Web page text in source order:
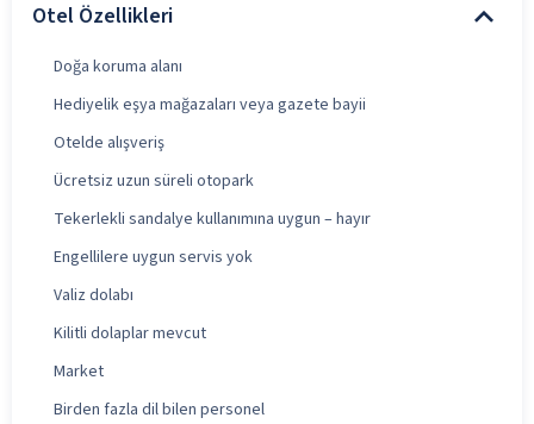
Otel Özellikleri
Doğa koruma alanı
Hediyelik eşya mağazaları veya gazete bayii
Otelde alışveriş
Ücretsiz uzun süreli otopark
Tekerlekli sandalye kullanımına uygun – hayır
Engellilere uygun servis yok
Valiz dolabı
Kilitli dolaplar mevcut
Market
Birden fazla dil bilen personel